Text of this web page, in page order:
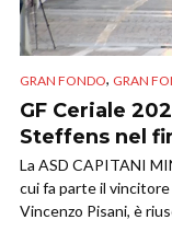
GRAN FONDO, GRAN
GF Ceriale
Steffens nel
La ASD CAPITANI
cui fa parte il
Vincenzo Pisani, è